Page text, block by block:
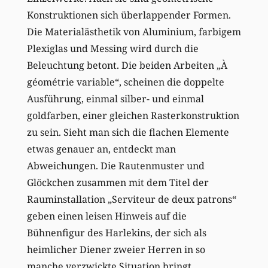
Konstruktionen sich überlappender Formen.
Die Materialästhetik von Aluminium, farbigem
Plexiglas und Messing wird durch die
Beleuchtung betont. Die beiden Arbeiten „À
géométrie variable“, scheinen die doppelte
Ausführung, einmal silber- und einmal
goldfarben, einer gleichen Rasterkonstruktion
zu sein. Sieht man sich die flachen Elemente
etwas genauer an, entdeckt man
Abweichungen. Die Rautenmuster und
Glöckchen zusammen mit dem Titel der
Rauminstallation „Serviteur de deux patrons“
geben einen leisen Hinweis auf die
Bühnenfigur des Harlekins, der sich als
heimlicher Diener zweier Herren in so